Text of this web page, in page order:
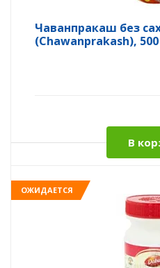
Чаванпракаш без
(Chawanprakash), 500
В
ОЖИДАЕТСЯ